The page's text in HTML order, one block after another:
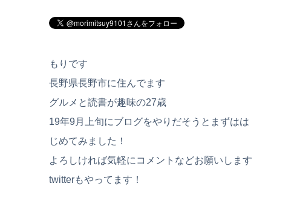
もりです
長野県長野市に住んでます
グルメと読書が趣味の27歳
19年9月上旬にブログをやりだそうとまずはは
じめてみました！
よろしければ気軽にコメントなどお願いします
twitterもやってます！